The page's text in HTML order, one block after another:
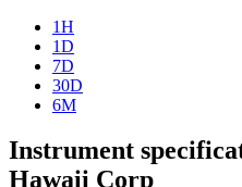
1H
1D
7D
30D
6M
Instrument
Hawaii Corp